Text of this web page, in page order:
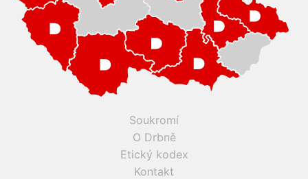
Soukromí
O Drbně
Etický kodex
Kontakt